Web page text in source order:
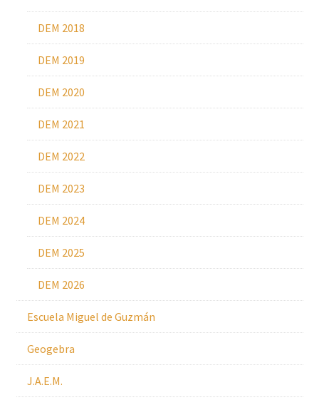
DEM 2018
DEM 2019
DEM 2020
DEM 2021
DEM 2022
DEM 2023
DEM 2024
DEM 2025
DEM 2026
Escuela Miguel de Guzmán
Geogebra
J.A.E.M.